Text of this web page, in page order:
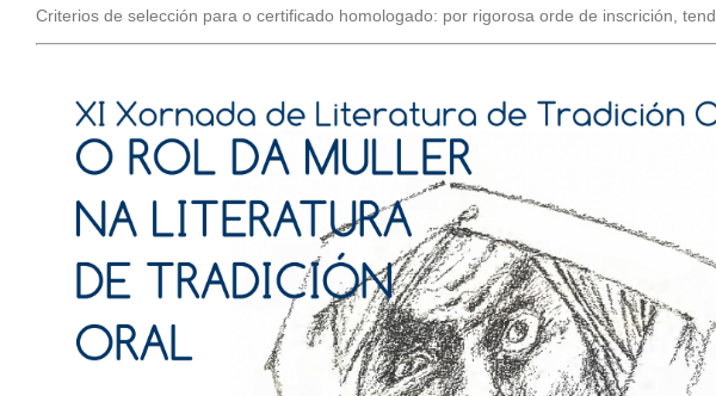
Criterios de selección para o certificado homologado: por rigorosa orde de inscrición,